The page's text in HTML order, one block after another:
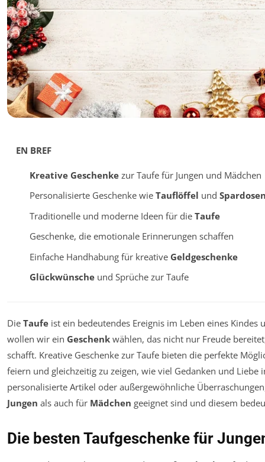
EN BREF
Kreative Geschenkezur Taufe für Jungen und Mädchen
Personalisierte Geschenke wie Tauflöffel und
Traditionelle und moderne Ideen für die Taufe
Geschenke, die emotionale Erinnerungen schaffen
Einfache Handhabung für kreative Geldgeschenke
Glückwünscheund Sprüche zur Taufe
Die Taufe ist ein bedeutendes Ereignis im Leben eines Kindes
wollen wir ein Geschenk wählen, das nicht nur Freude
schafft. Kreative Geschenke zur Taufe bieten die perfekte
feiern und gleichzeitig zu zeigen, wie viel Gedanken und Liebe
personalisierte Artikel oder außergewöhnliche
Jungen als auch für Mädchen geeignet sind und diesem
Die besten Taufgeschenke für